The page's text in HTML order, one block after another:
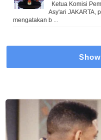
Ketua Komisi
Asy'ari JAKARTA,
mengatakan b ...